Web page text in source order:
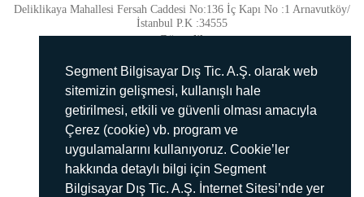
Segment Bilgisayar Dış Tic. A.Ş. olarak web
sitemizin gelişmesi, kullanışlı hale
getirilmesi, etkili ve güvenli olması amacıyla
Çerez (cookie) vb. program ve
uygulamalarını kullanıyoruz. Cookie’ler
hakkında detaylı bilgi için Segment
Bilgisayar Dış Tic. A.Ş. İnternet Sitesi’nde yer
Deliklikaya Mahallesi Fersah Caddesi No:136 İç Kapı No :1 Arnavutköy/
İstanbul P.K :34555
Güvenlik
KVKK Politikamız
Gizlilik Politikamız
Aydınlatma Metni
İmha Politikası
444 78 99